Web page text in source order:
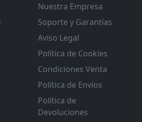
Nuestra Empresa
Soporte y Garantías
Aviso Legal
Política de Cookies
Condiciones Venta
Política de Envíos
Política de
Devoluciones